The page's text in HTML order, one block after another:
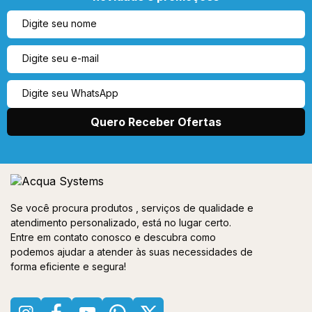
Se você procura produtos , serviços de qualidade e
atendimento personalizado, está no lugar certo.
Entre em contato conosco e descubra como
podemos ajudar a atender às suas necessidades de
forma eficiente e segura!